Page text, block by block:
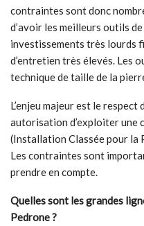
contraintes sont donc
d’avoir les meilleurs outils
investissements très lourds
d’entretien très élevés. Les
technique de taille de la
L’enjeu majeur est le respect
autorisation d’exploiter une
(Installation Classée pour la
Les contraintes sont
prendre en compte.
Quelles sont les grandes
Pedrone ?